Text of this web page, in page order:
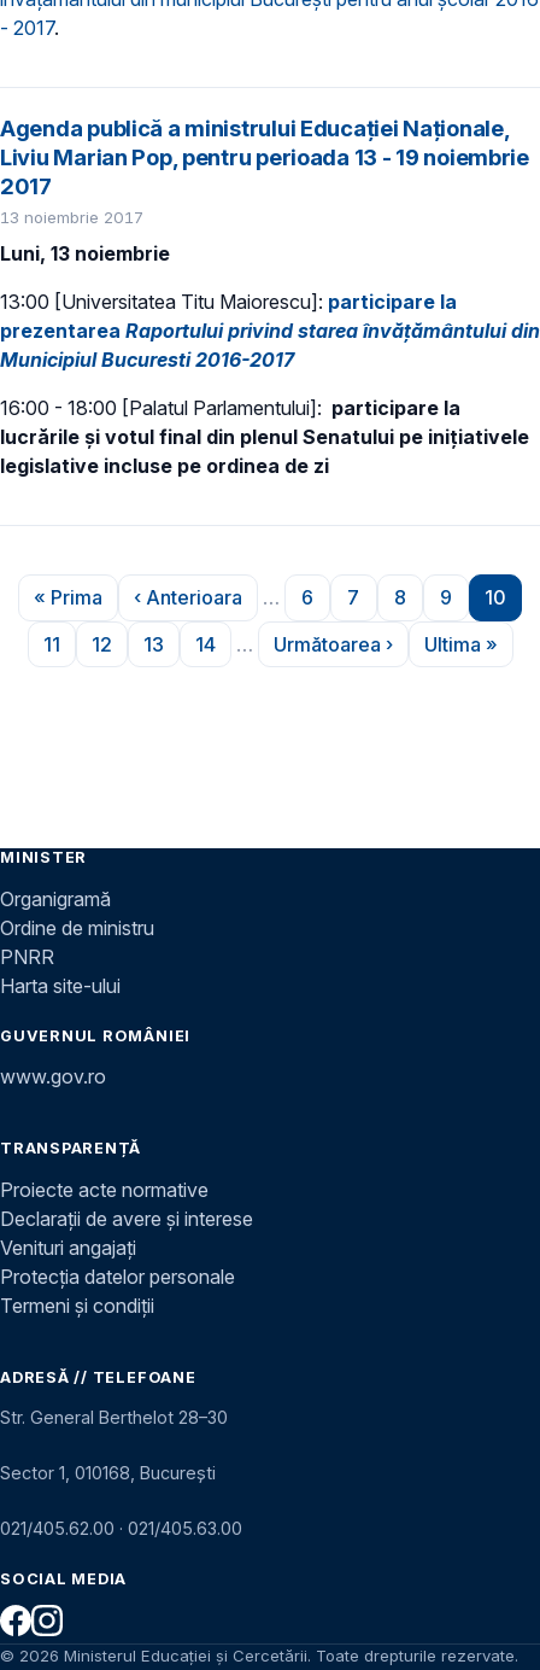
- 2017.
Agenda publică a ministrului Educației Naționale,
Liviu Marian Pop, pentru perioada 13 - 19 noiembrie
2017
13 noiembrie 2017
Luni, 13 noiembrie
13:00 [Universitatea Titu Maiorescu]: participare la
prezentarea Raportului privind starea învățământului din
Municipiul Bucuresti 2016-2017
16:00 - 18:00 [Palatul Parlamentului]: participare la
lucrările și votul final din plenul Senatului pe inițiativele
legislative incluse pe ordinea de zi
Paginare
Prima pagină
« Prima
Pagina anterioară
‹ Anterioara …
Pagina
6
Pagina
7
Pagina
8
Pagina
9 10
Pagina
11
Pagina
12
Pagina
13
Pagina
14 …
Pagina următoare
Următoarea ›
Ultima
Ultima »
MINISTER
Organigramă
Ordine de ministru
PNRR
Harta site-ului
GUVERNUL ROMÂNIEI
www.gov.ro
TRANSPARENȚĂ
Proiecte acte normative
Declarații de avere și interese
Venituri angajați
Protecția datelor personale
Termeni și condiții
ADRESĂ // TELEFOANE
Str. General Berthelot 28–30
Sector 1, 010168, București
021/405.62.00 · 021/405.63.00
SOCIAL MEDIA
© 2026 Ministerul Educației și Cercetării. Toate drepturile rezervate.